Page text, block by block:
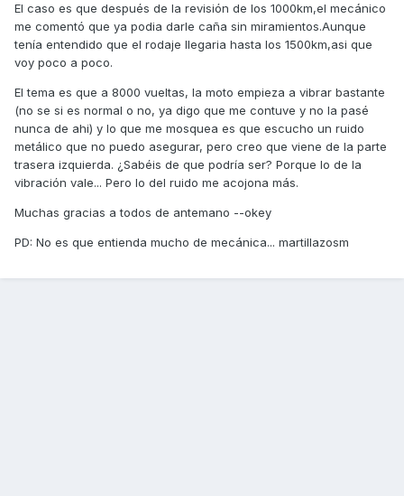
El caso es que después de la revisión de los 1000km,el mecánico
me comentó que ya podia darle caña sin miramientos.Aunque
tenía entendido que el rodaje llegaria hasta los 1500km,asi que
voy poco a poco.
El tema es que a 8000 vueltas, la moto empieza a vibrar bastante
(no se si es normal o no, ya digo que me contuve y no la pasé
nunca de ahi) y lo que me mosquea es que escucho un ruido
metálico que no puedo asegurar, pero creo que viene de la parte
trasera izquierda. ¿Sabéis de que podría ser? Porque lo de la
vibración vale... Pero lo del ruido me acojona más.
Muchas gracias a todos de antemano --okey
PD: No es que entienda mucho de mecánica... martillazosm